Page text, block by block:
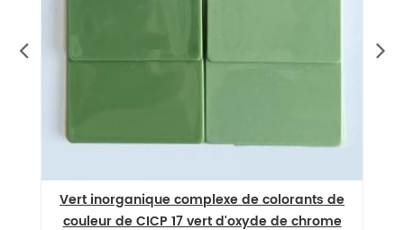
Vert inorganique complexe de colorants de
couleur de CICP 17 vert d'oxyde de chrome